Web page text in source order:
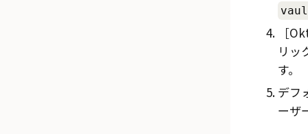
リッ
す。
デフ
ーザ